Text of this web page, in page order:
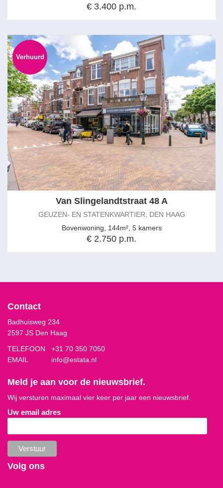
€ 3.400 p.m.
Verhuurd
Van Slingelandtstraat 48 A
GEUZEN- EN STATENKWARTIER, DEN HAAG
Bovenwoning, 144m², 5 kamers
€ 2.750 p.m.
Contact
Badhuisweg 234
2597 JS Den Haag
TELEFOON +31 70 350 7050
EMAIL
info@estata.nl
Meld je aan voor de nieuwsbrief.
Wij versturen maximaal vier keer per jaar een nieuwsbrief.
Uw email adres
Volg ons